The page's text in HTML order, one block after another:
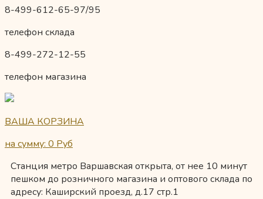
8-499-612-65-97/95
телефон склада
8-499-272-12-55
телефон магазина
ВАША КОРЗИНА
на сумму: 0 Руб
Станция метро Варшавская открыта, от нее 10 минут
пешком до розничного магазина и оптового склада по
адресу: Каширский проезд, д.17 стр.1